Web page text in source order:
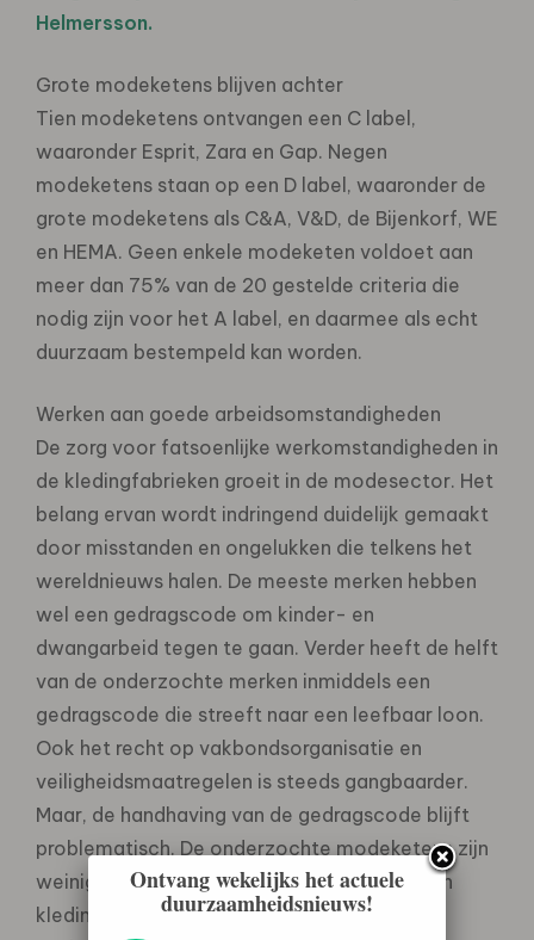
Helmersson.
Grote modeketens blijven achter
Tien modeketens ontvangen een C label,
waaronder Esprit, Zara en Gap. Negen
modeketens staan op een D label, waaronder de
grote modeketens als C&A, V&D, de Bijenkorf, WE
en HEMA. Geen enkele modeketen voldoet aan
meer dan 75% van de 20 gestelde criteria die
nodig zijn voor het A label, en daarmee als echt
duurzaam bestempeld kan worden.
Werken aan goede arbeidsomstandigheden
De zorg voor fatsoenlijke werkomstandigheden in
de kledingfabrieken groeit in de modesector. Het
belang ervan wordt indringend duidelijk gemaakt
door misstanden en ongelukken die telkens het
wereldnieuws halen. De meeste merken hebben
wel een gedragscode om kinder- en
dwangarbeid tegen te gaan. Verder heeft de helft
van de onderzochte merken inmiddels een
gedragscode die streeft naar een leefbaar loon.
Ook het recht op vakbondsorganisatie en
veiligheidsmaatregelen is steeds gangbaarder.
Maar, de handhaving van de gedragscode blijft
problematisch. De onderzochte modeketens zijn
weinig transparant over de herkomst van hun
kleding; alleen H&M publiceert hun lijst van
Ontvang wekelijks het actuele
duurzaamheidsnieuws!